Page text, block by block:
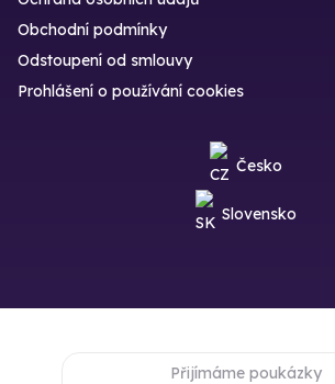
Obchodní podmínky
Odstoupení od smlouvy
Prohlášení o používání cookies
Česko
Slovensko
Přijímáme poukázky